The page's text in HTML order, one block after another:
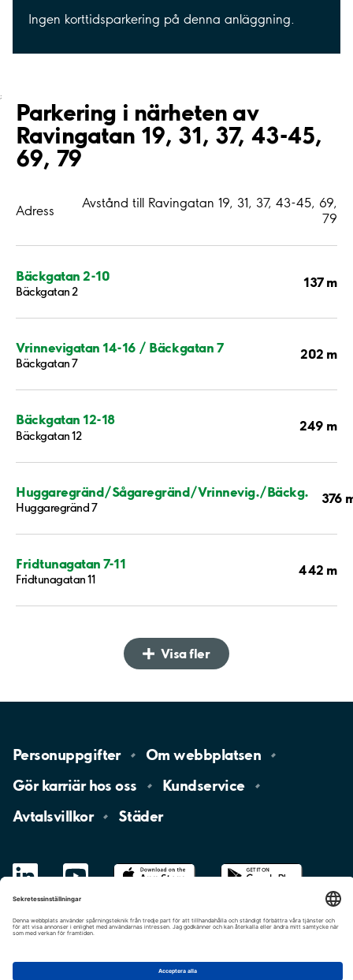
Ingen korttidsparkering på denna anläggning.
;
Parkering i närheten av
Ravingatan 19, 31, 37, 43-45,
69, 79
Adress
Avstånd till Ravingatan 19, 31, 37, 43-45, 69,
79
Bäckgatan 2-10
Bäckgatan 2
137 m
Vrinnevigatan 14-16 / Bäckgatan 7
Bäckgatan 7
202 m
Bäckgatan 12-18
Bäckgatan 12
249 m
Huggaregränd/Sågaregränd/Vrinnevig./Bäckg.
Huggaregränd 7
376
Fridtunagatan 7-11
Fridtunagatan 11
442 m
Visa fler
Personuppgifter Omwebbplatsen
Gör karriär hososs
Kundservice
Avtalsvillkor
Städer